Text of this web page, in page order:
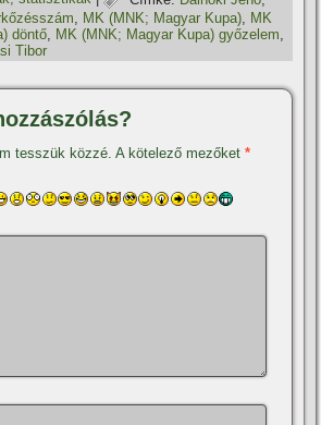
, MK (MNK; Magyar Kupa), MK
döntő, MK (MNK; Magyar Kupa) győzelem,
Tibor
tesszük közzé. A kötelező mezőket*